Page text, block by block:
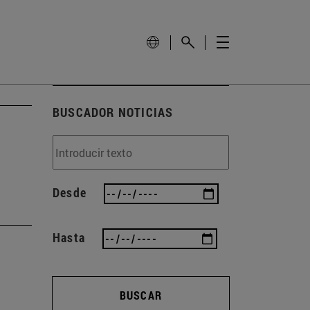
BUSCADOR NOTICIAS
Desde
Hasta
BUSCAR